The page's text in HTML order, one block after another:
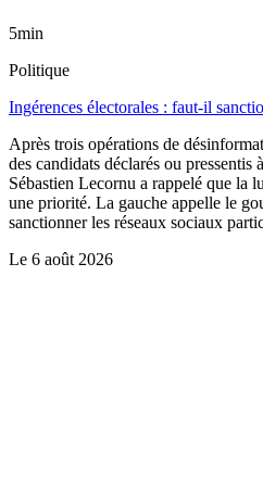
5min
Politique
Ingérences électorales : faut-il
Après trois opérations de
des candidats déclarés ou pressentis
Sébastien Lecornu a rappelé que la
une priorité. La gauche appelle le
sanctionner les réseaux sociaux
Le 6 août 2026